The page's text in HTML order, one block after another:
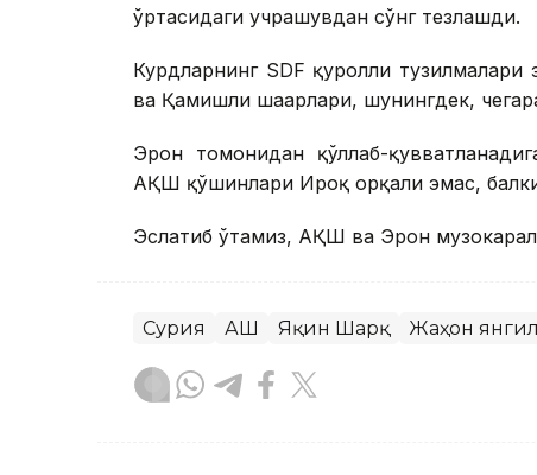
ўртасидаги учрашувдан сўнг тезлашди.
Курдларнинг SDF қуролли
ва Қамишли шаҳарлари, шунингдек,
Эрон томонидан қўллаб-
АҚШ қўшинлари Ироқ орқали эмас,
Эслатиб ўтамиз, АҚШ ва Эрон
Сурия АҚШ Яқин Шарқ Жаҳон